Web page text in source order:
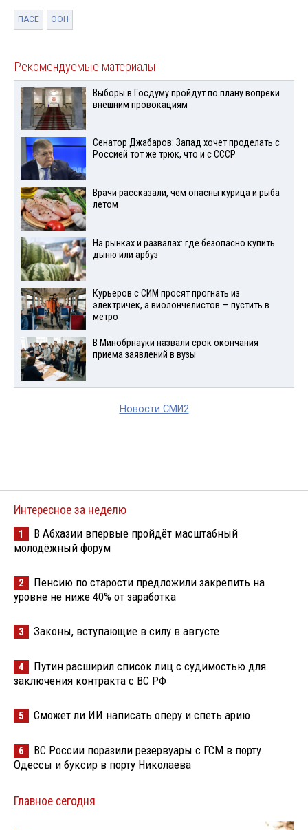
ПАСЕ ООН
Рекомендуемые материалы
Выборы в Госдуму пройдут по плану вопреки
внешним провокациям
Сенатор Джабаров: Запад хочет проделать с
Россией тот же трюк, что и с СССР
Врачи рассказали, чем опасны курица и рыба
летом
На рынках и развалах: где безопасно купить
дыню или арбуз
Курьеров с СИМ просят прогнать из
электричек, а виолончелистов — пустить в
метро
В Минобрнауки назвали срок окончания
приема заявлений в вузы
Новости СМИ2
Интересное за неделю
1
В Абхазии впервые пройдёт масштабный
молодёжный форум
2
Пенсию по старости предложили закрепить на
уровне не ниже 40% от заработка
3 Законы, вступающие в силу в августе
4
Путин расширил список лиц с судимостью для
заключения контракта с ВС РФ
5 Сможет ли ИИ написать оперу и спеть арию
6
ВС России поразили резервуары с ГСМ в порту
Одессы и буксир в порту Николаева
Главное сегодня